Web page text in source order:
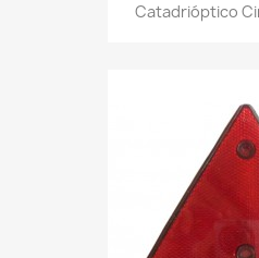
Catadrióptico